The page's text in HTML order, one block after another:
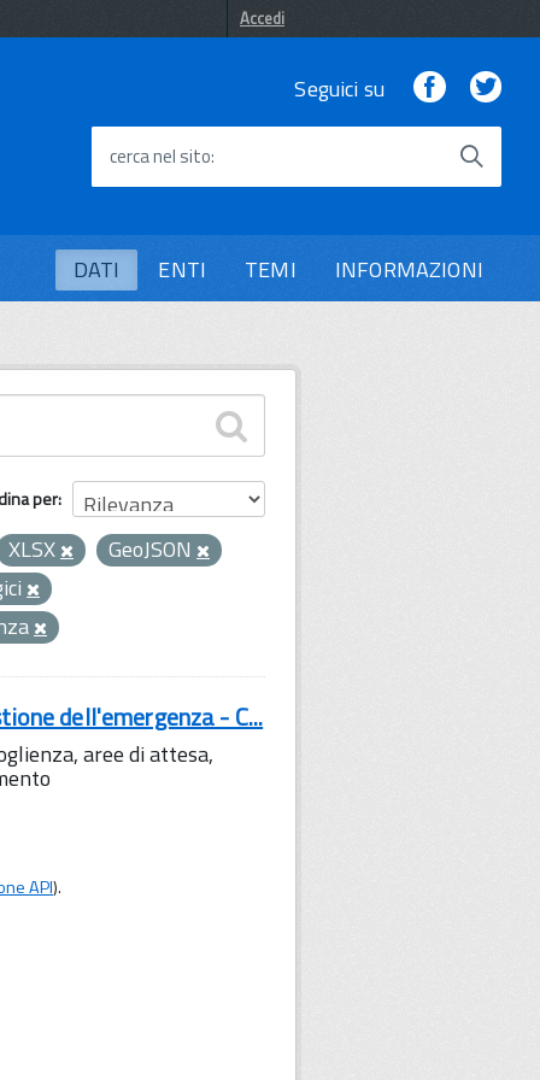
Accedi
Seguici su Facebook
cerca nel sito
DATI ENTI TEMI INFORMAZIONI
per
XLSX
GeoJSON
dell'emergenza - C...
aree di attesa,
API).